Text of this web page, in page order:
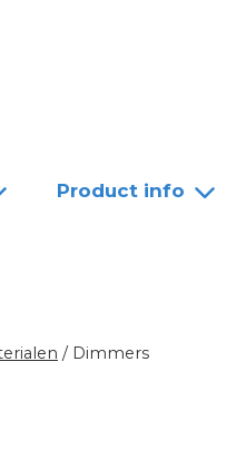
Product info
/ Dimmers